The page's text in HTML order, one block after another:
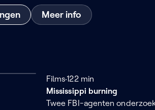
Meer info
Films122 minuten
122 min
Mississippi burning
Twee FBI-agenten